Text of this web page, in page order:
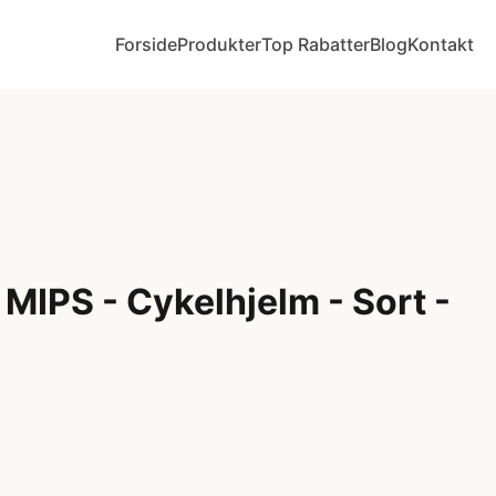
ForsideProdukterTop RabatterBlogKontakt
- Cykelhjelm - Sort -